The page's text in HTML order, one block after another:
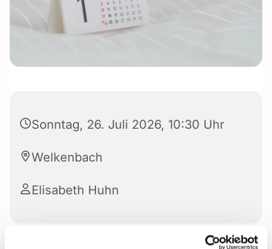
Sonntag, 26. Juli 2026, 10:30 Uhr
Welkenbach
Elisabeth Huhn